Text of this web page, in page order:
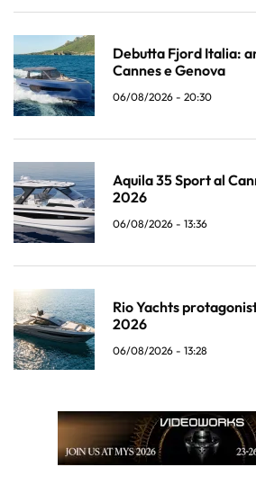
Debutta Fjord Italia:
Cannes e Genova
06/08/2026 - 20:30
Aquila 35 Sport al
2026
06/08/2026 - 13:36
Rio Yachts
2026
06/08/2026 - 13:28